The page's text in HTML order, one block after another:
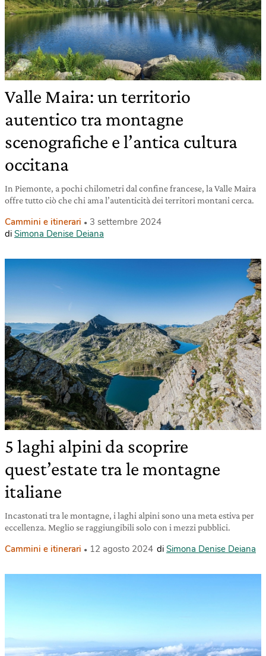
Valle Maira: un territorio
autentico tra montagne
scenografiche e l’antica cultura
occitana
In Piemonte, a pochi chilometri dal confine francese, la Valle Maira
offre tutto ciò che chi ama l’autenticità dei territori montani cerca.
Cammini e itinerari
3 settembre 2024
di Simona Denise Deiana
5 laghi alpini da scoprire
quest’estate tra le montagne
italiane
Incastonati tra le montagne, i laghi alpini sono una meta estiva per
eccellenza. Meglio se raggiungibili solo con i mezzi pubblici.
Cammini e itinerari 12 agosto 2024 di Simona Denise Deiana